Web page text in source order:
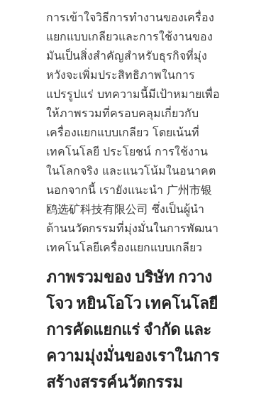
การเข้าใจวิธีการทำงานของเครื่อง
แยกแบบเกลียวและการใช้งานของ
มันเป็นสิ่งสำคัญสำหรับธุรกิจที่มุ่ง
หวังจะเพิ่มประสิทธิภาพในการ
แปรรูปแร่ บทความนี้มีเป้าหมายเพื่อ
ให้ภาพรวมที่ครอบคลุมเกี่ยวกับ
เครื่องแยกแบบเกลียว โดยเน้นที่
เทคโนโลยี ประโยชน์ การใช้งาน
ในโลกจริง และแนวโน้มในอนาคต
นอกจากนี้ เรายังแนะนำ 广州市银
鸥选矿科技有限公司 ซึ่งเป็นผู้นำ
ด้านนวัตกรรมที่มุ่งมั่นในการพัฒนา
เทคโนโลยีเครื่องแยกแบบเกลียว
ภาพรวมของ บริษัท กวาง
โจว หยินโอโว เทคโนโลยี
การคัดแยกแร่ จำกัด และ
ความมุ่งมั่นของเราในการ
สร้างสรรค์นวัตกรรม